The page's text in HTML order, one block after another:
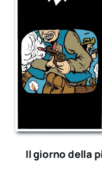
Il giorno della